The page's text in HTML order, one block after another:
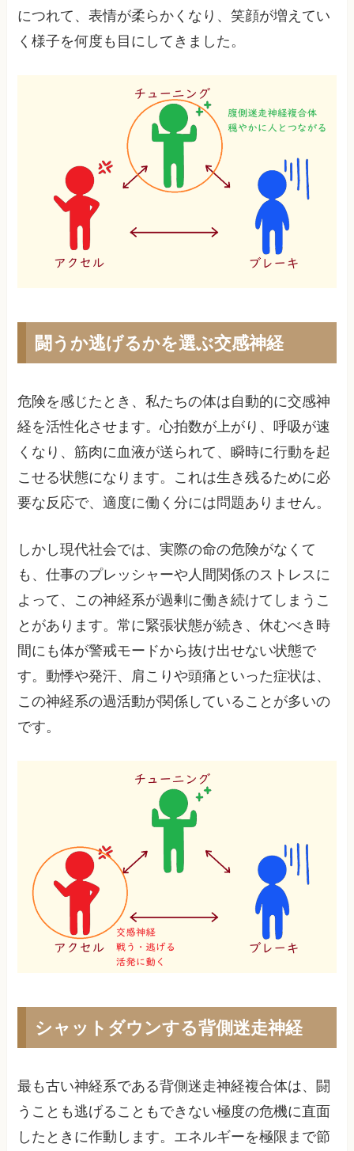
につれて、表情が柔らかくなり、笑顔が増えてい
く様子を何度も目にしてきました。
闘うか逃げるかを選ぶ交感神経
危険を感じたとき、私たちの体は自動的に交感神
経を活性化させます。心拍数が上がり、呼吸が速
くなり、筋肉に血液が送られて、瞬時に行動を起
こせる状態になります。これは生き残るために必
要な反応で、適度に働く分には問題ありません。
しかし現代社会では、実際の命の危険がなくて
も、仕事のプレッシャーや人間関係のストレスに
よって、この神経系が過剰に働き続けてしまうこ
とがあります。常に緊張状態が続き、休むべき時
間にも体が警戒モードから抜け出せない状態で
す。動悸や発汗、肩こりや頭痛といった症状は、
この神経系の過活動が関係していることが多いの
です。
シャットダウンする背側迷走神経
最も古い神経系である背側迷走神経複合体は、闘
うことも逃げることもできない極度の危機に直面
したときに作動します。エネルギーを極限まで節